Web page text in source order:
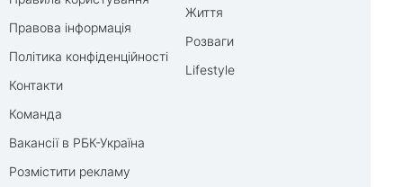
Правова інформація
Політика конфіденційності
Контакти
Команда
Вакансії в РБК-Україна
Розмістити рекламу
Життя
Розваги
Lifestyle